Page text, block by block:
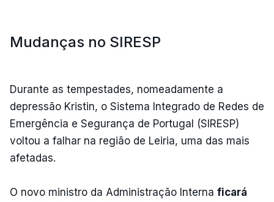
Mudanças no SIRESP
Durante as tempestades, nomeadamente a
depressão Kristin, o Sistema Integrado de Redes de
Emergência e Segurança de Portugal (SIRESP)
voltou a falhar na região de Leiria, uma das mais
afetadas.
O novo ministro da Administração Interna ficará